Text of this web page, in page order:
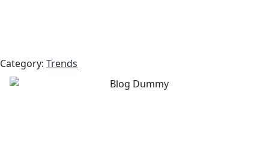
Category: Trends